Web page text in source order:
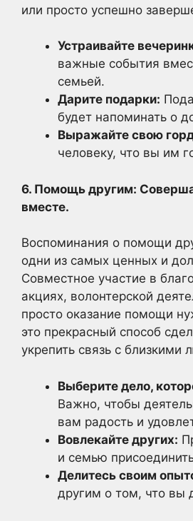
или просто успешно
Устраивайте
важные события
семьей.
Дарите подарки:
будет напоминать о
Выражайте свою
человеку, что вы им
6. Помощь другим:
вместе.
Воспоминания о помощи
одни из самых ценных и
Совместное участие в
акциях, волонтерской
просто оказание помощи
это прекрасный способ
укрепить связь с близкими
Выберите дело,
Важно, чтобы
вам радость и
Вовлекайте других:
и семью
Делитесь своим
другим о том, что вы